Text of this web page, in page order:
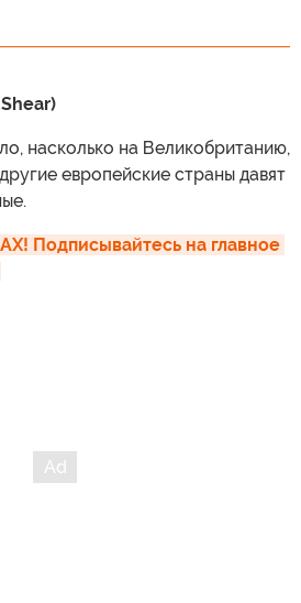
насколько на Великобританию,
европейские страны давят
Подписывайтесь на главное